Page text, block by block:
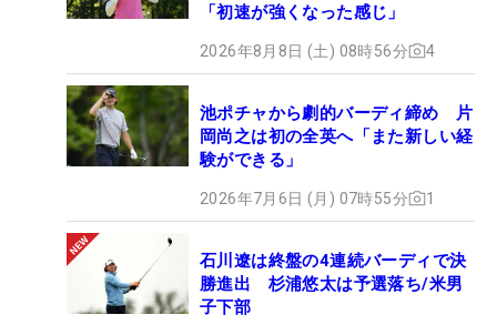
「初速が強くなった感じ」
2026年8月8日 (土) 08時56分 4
池ポチャから劇的バーディ締め 片
岡尚之は初の全英へ「また新しい経
験ができる」
2026年7月6日 (月) 07時55分 1
石川遼は終盤の4連続バーディで決
勝進出 杉浦悠太は予選落ち/米男
子下部